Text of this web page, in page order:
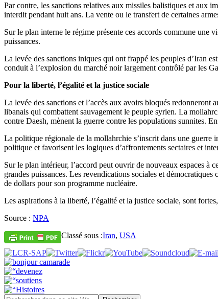
Par contre, les sanctions relatives aux missiles balistiques et aux
interdit pendant huit ans. La vente ou le transfert de certaines
Sur le plan interne le régime présente ces accords commune une
puissances.
La levée des sanctions iniques qui ont frappé les peuples d’Iran
conduit à l’explosion du marché noir largement contrôlé par les
Pour la liberté, l’égalité et la justice sociale
La levée des sanctions et l’accès aux avoirs bloqués
libanais qui combattent sauvagement le peuple syrien. La
contre Daesh, mènent la guerre contre les populations sunnites.
La politique régionale de la mollahrchie s’inscrit dans une guerre
politique et favorisent les logiques d’affrontements sectaires et
Sur le plan intérieur, l’accord peut ouvrir de nouveaux espaces
grandes puissances. Les revendications sociales et
de dollars pour son programme nucléaire.
Les aspirations à la liberté, l’égalité et la justice sociale, sont
Source : NPA
Classé sous :Iran, USA